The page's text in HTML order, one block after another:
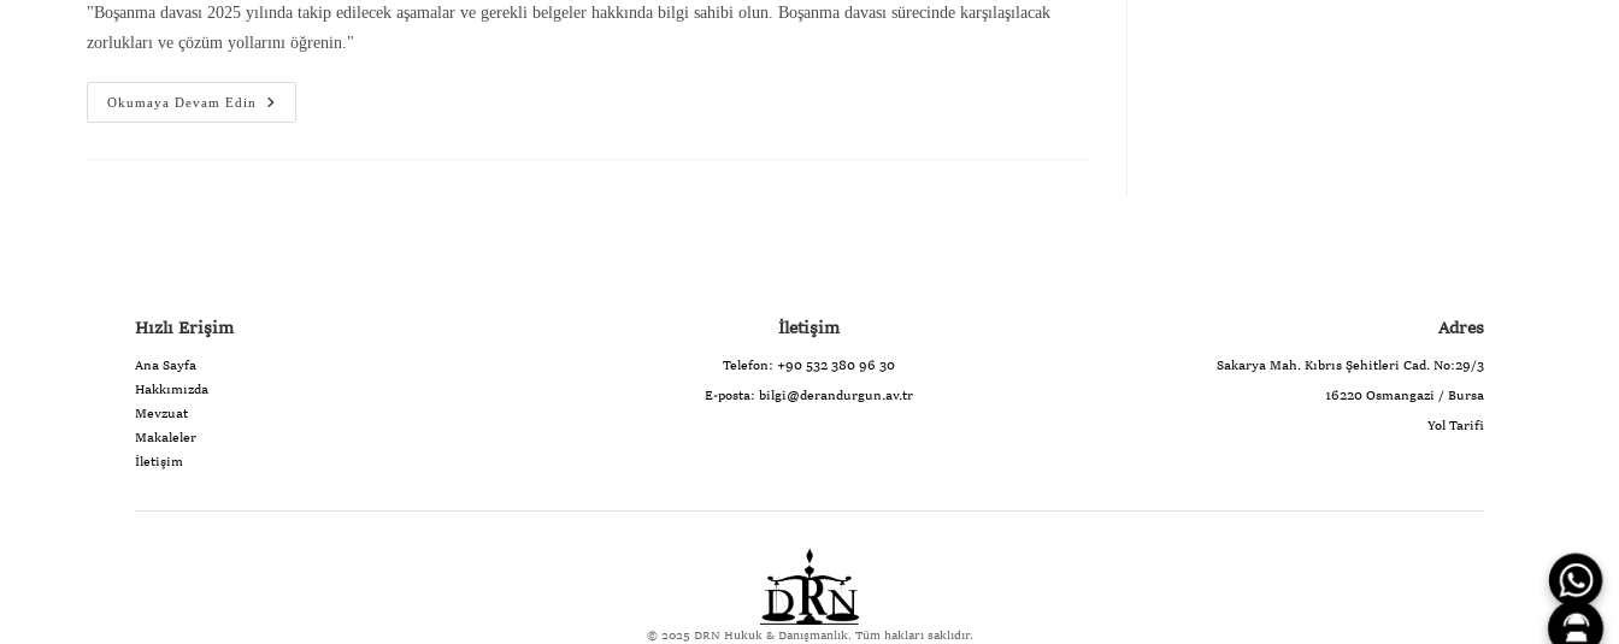
"Boşanma davası 2025 yılında takip edilecek aşamalar ve gerekli belgeler hakkında bilgi sahibi olun. Boşanma davası sürecinde karşılaşılacak
zorlukları ve çözüm yollarını öğrenin."
Okumaya Devam Edin
Hızlı Erişim
Ana Sayfa
Hakkımızda
Mevzuat
Makaleler
İletişim
İletişim
Telefon: +90 532 380 96 30
E-posta: bilgi@derandurgun.av.tr
Adres
Sakarya Mah. Kıbrıs Şehitleri Cad. No:29/3
16220 Osmangazi / Bursa
Yol Tarifi
© 2025 DRN Hukuk & Danışmanlık. Tüm hakları saklıdır.